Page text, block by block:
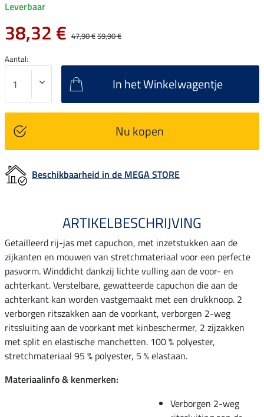
Leverbaar
38,32 € 47,90 €59,90 €
Aantal:
In het Winkelwagentje
Nu kopen
Beschikbaarheid in de MEGA STORE
ARTIKELBESCHRIJVING
Getailleerd rij-jas met capuchon, met inzetstukken aan de
zijkanten en mouwen van stretchmateriaal voor een perfecte
pasvorm. Winddicht dankzij lichte vulling aan de voor- en
achterkant. Verstelbare, gewatteerde capuchon die aan de
achterkant kan worden vastgemaakt met een drukknoop. 2
verborgen ritszakken aan de voorkant, verborgen 2-weg
ritssluiting aan de voorkant met kinbeschermer, 2 zijzakken
met split en elastische manchetten. 100 % polyester,
stretchmateriaal 95 % polyester, 5 % elastaan.
Materiaalinfo & kenmerken:
Verborgen 2-weg